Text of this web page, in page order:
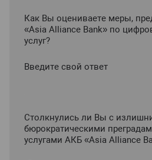
Как Вы оцениваете меры,
«Asia Alliance Bank» по
услуг?
Введите свой ответ
Столкнулись ли Вы с
бюрократическими
услугами АКБ «Asia Alliance